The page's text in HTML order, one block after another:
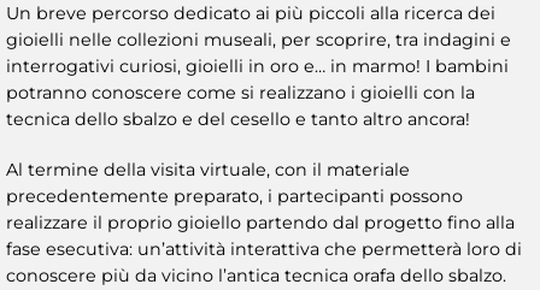
Un breve percorso dedicato ai più piccoli alla ricerca dei
gioielli nelle collezioni museali, per scoprire, tra indagini e
interrogativi curiosi, gioielli in oro e… in marmo! I bambini
potranno conoscere come si realizzano i gioielli con la
tecnica dello sbalzo e del cesello e tanto altro ancora!
Al termine della visita virtuale, con il materiale
precedentemente preparato, i partecipanti possono
realizzare il proprio gioiello partendo dal progetto fino alla
fase esecutiva: un’attività interattiva che permetterà loro di
conoscere più da vicino l’antica tecnica orafa dello sbalzo.